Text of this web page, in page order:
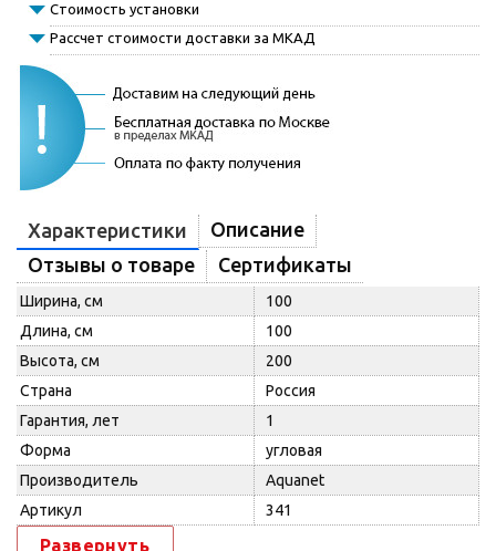
Стоимость установки
Рассчет стоимости доставки за МКАД
Характеристики
Описание
Отзывы о товаре
Сертификаты
Ширина, см
100
Длина, см
100
Высота, см
200
Страна
Россия
Гарантия, лет
1
Форма
угловая
Производитель
Aquanet
Артикул
341
Развернуть